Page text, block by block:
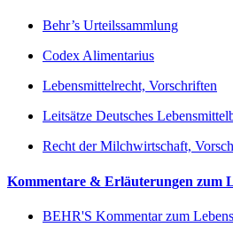
Behr’s Urteilssammlung
Codex Alimentarius
Lebensmittelrecht, Vorschriften
Leitsätze Deutsches
Recht der Milchwirtschaft,
Kommentare & Erläuterungen zum
BEHR'S Kommentar zum